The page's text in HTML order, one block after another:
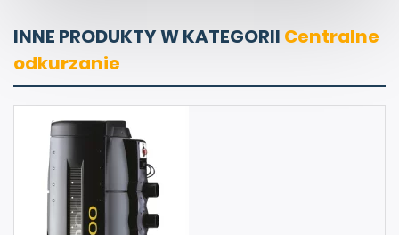
INNE PRODUKTY W KATEGORII Centralne
odkurzanie